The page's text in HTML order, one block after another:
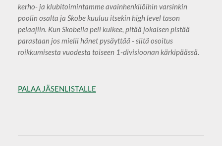
kerho- ja klubitoimintamme avainhenkilöihin varsinkin
poolin osalta ja Skobe kuuluu itsekin high level tason
pelaajiin. Kun Skobella peli kulkee, pitää jokaisen pistää
parastaan jos mielii hänet pysäyttää - siitä osoitus
roikkumisesta vuodesta toiseen 1-divisioonan kärkipäässä.
PALAA JÄSENLISTALLE